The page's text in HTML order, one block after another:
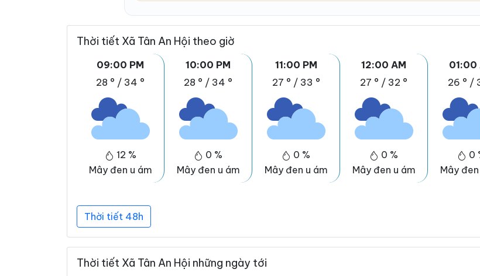
Thời tiết Xã Tân An Hội theo giờ
09:00 PM
28 ° / 34 °
12 %
Mây đen u ám
10:00 PM
28 ° / 34 °
0 %
Mây đen u ám
11:00 PM
27 ° / 33 °
0 %
Mây đen u ám
12:00 AM
27 ° / 32 °
0 %
Mây đen u ám
01:00
26 ° /
0
Mây đen
Thời tiết 48h
Thời tiết Xã Tân An Hội những ngày tới